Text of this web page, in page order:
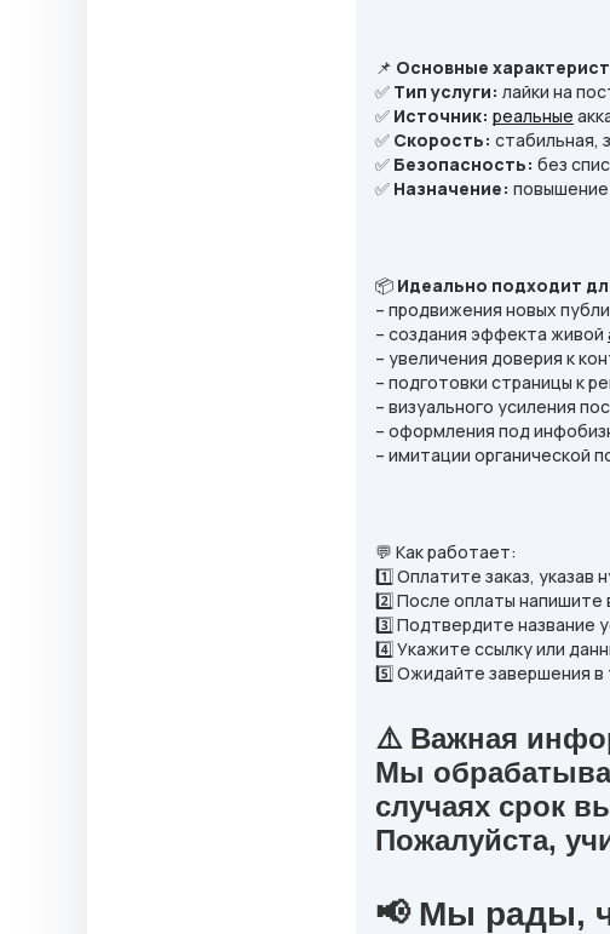
📌 Основные
✅ Тип услуги: лайки на
✅ Источник: реальные
✅ Скорость: стабильная,
✅ Безопасность: без
✅ Назначение: повышение
📦 Идеально подходит
– продвижения новых
– создания эффекта живой
– увеличения доверия к
– подготовки страницы к
– визуального усиления
– оформления под
– имитации органической
💬 Как работает:
1️⃣ Оплатите заказ, указав
2️⃣ После оплаты напишите
3️⃣ Подтвердите название
4️⃣ Укажите ссылку или
5️⃣ Ожидайте завершения в
⚠️ Важная
Мы
случаях срок
Пожалуйста,
📢 Мы рады,